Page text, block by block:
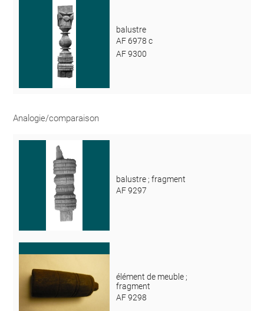
balustre
AF 6978 c
AF 9300
Analogie/comparaison
balustre ; fragment
AF 9297
élément de meuble ;
fragment
AF 9298